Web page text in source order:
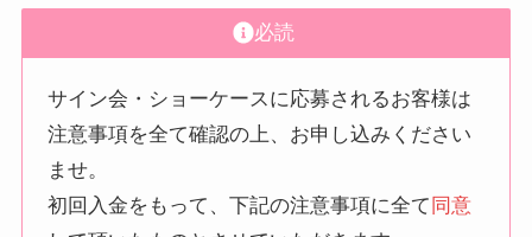
必読
サイン会・ショーケースに応募されるお客様は
注意事項を全て確認の上、お申し込みください
ませ。
初回入金をもって、下記の注意事項に全て 同意